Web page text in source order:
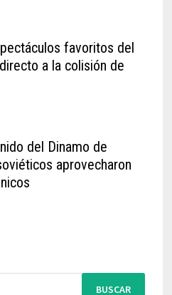
favoritos del
a la colisión de
del Dinamo de
aprovecharon